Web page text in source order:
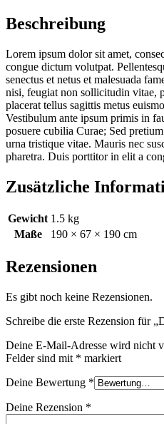
Beschreibung
Lorem ipsum dolor sit amet,
congue dictum volutpat.
senectus et netus et malesuada
nisi, feugiat non sollicitudin vitae,
placerat tellus sagittis metus
Vestibulum ante ipsum primis in
posuere cubilia Curae; Sed
urna tristique vitae. Mauris nec
pharetra. Duis porttitor in elit a
Zusätzliche
Gewicht 1.5 kg
Maße
190 × 67 × 190 cm
Rezensionen
Es gibt noch keine Rezensionen.
Schreibe die erste Rezension für
Deine E-Mail-Adresse wird nicht
Felder sind mit * markiert
Deine Bewertung *
Deine Rezension *